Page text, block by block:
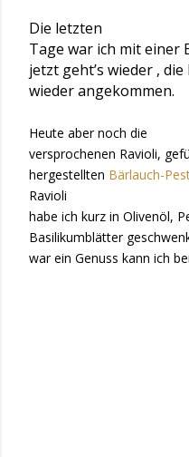
Die letzten
Tage war ich mit einer
jetzt geht’s wieder ,
wieder angekommen.
Heute aber noch die
versprochenen Ravioli,
hergestellten Bärlauch-
Ravioli
habe ich kurz in Olivenöl,
Basilikumblätter
war ein Genuss kann ich